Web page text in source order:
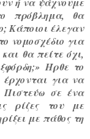
ή να ψάχνουμε
πρόβλημα, θα
Κάποιοι έλεγαν
νομοσχέδιο για
θα πείτε όχι,
Ήρθε το
για να
Πιστεύω σε ένα
ρίζες του με
με πάθος τη